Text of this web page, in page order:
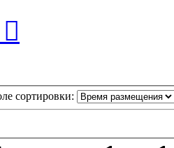
сортировки: